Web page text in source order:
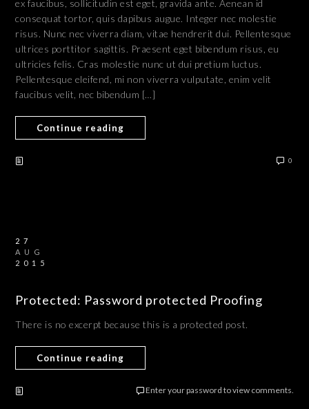
ex faucibus, sollicitudin est eget, gravida ante. Aenean id
consequat tortor, quis dapibus augue. Integer nec molestie
risus. Nunc nec viverra diam, vitae hendrerit dui. Pellentesque
ultrices porttitor sagittis. Praesent eget bibendum risus, eu
ultricies felis. Cras molestie nunc ut dui pretium luctus.
Pellentesque eleifend, mi non viverra vulputate, enim velit
faucibus velit, nec bibendum […]
Continue reading
0
27
AUG
2015
Protected: Password protected Proofing
There is no excerpt because this is a protected post.
Continue reading
Enter your password to view comments.